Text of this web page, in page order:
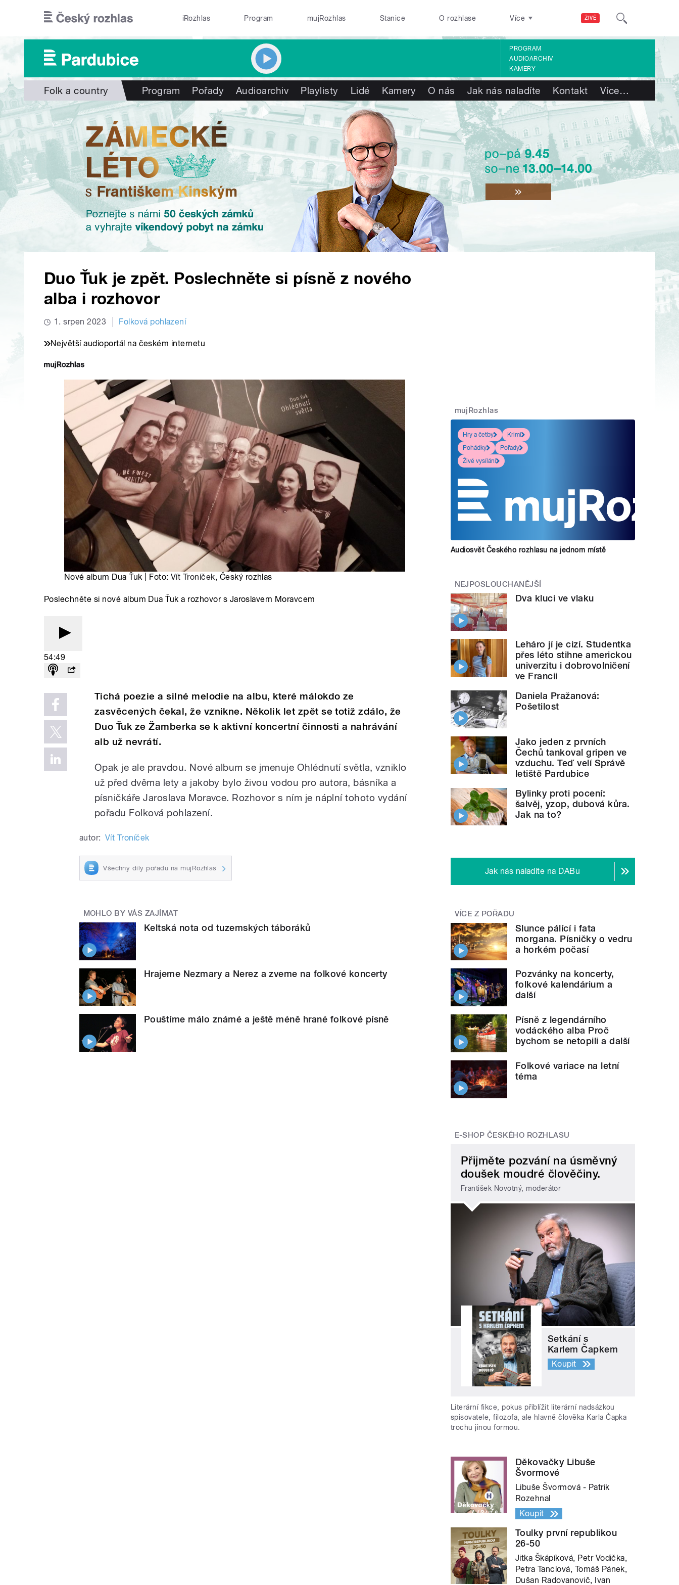
ŽIVĚ
iRozhlas Program mujRozhlas Stanice O rozhlase Více
PROGRAM
AUDIOARCHIV
KAMERY
Folk a country Program Pořady Audioarchiv Playlisty Lidé Kamery O nás Jak nás naladíte Kontakt Více…
Duo Ťuk je zpět. Poslechněte si písně z nového
alba i rozhovor
1. srpen 2023 Folková pohlazení
Největší audioportál na českém internetu
Nové album Dua Ťuk | Foto: Vít Troníček, Český rozhlas
Poslechněte si nové album Dua Ťuk a rozhovor s Jaroslavem Moravcem
54:49
Tichá poezie a silné melodie na albu, které málokdo ze
zasvěcených čekal, že vznikne. Několik let zpět se totiž zdálo, že
Duo Ťuk ze Žamberka se k aktivní koncertní činnosti a nahrávání
alb už nevrátí.
Opak je ale pravdou. Nové album se jmenuje Ohlédnutí světla, vzniklo
už před dvěma lety a jakoby bylo živou vodou pro autora, básníka a
písničkáře Jaroslava Moravce. Rozhovor s ním je náplní tohoto vydání
pořadu Folková pohlazení.
autor: Vít Troníček
Všechny díly pořadu na mujRozhlas
MOHLO BY VÁS ZAJÍMAT
Keltská nota od tuzemských táboráků
Hrajeme Nezmary a Nerez a zveme na folkové koncerty
Pouštíme málo známé a ještě méně hrané folkové písně
mujRozhlas
Hry a četby
Krimi
Pohádky
Pořady
Živé vysílání
Audiosvět Českého rozhlasu na jednom místě
NEJPOSLOUCHANĚJŠÍ
Dva kluci ve vlaku
Leháro jí je cizí. Studentka
přes léto stihne americkou
univerzitu i dobrovolničení
ve Francii
Daniela Pražanová:
Pošetilost
Jako jeden z prvních
Čechů tankoval gripen ve
vzduchu. Teď velí Správě
letiště Pardubice
Bylinky proti pocení:
šalvěj, yzop, dubová kůra.
Jak na to?
Jak nás naladíte na DABu
VÍCE Z POŘADU
Slunce pálící i fata
morgana. Písničky o vedru
a horkém počasí
Pozvánky na koncerty,
folkové kalendárium a
další
Písně z legendárního
vodáckého alba Proč
bychom se netopili a další
Folkové variace na letní
téma
E-SHOP ČESKÉHO ROZHLASU
Přijměte pozvání na úsměvný
doušek moudré člověčiny.
František Novotný, moderátor
Setkání s
Karlem Čapkem
Koupit
Literární fikce, pokus přiblížit literární nadsázkou
spisovatele, filozofa, ale hlavně člověka Karla Čapka
trochu jinou formou.
Děkovačky Libuše
Švormové
Libuše Švormová - Patrik
Rozehnal
Koupit
Toulky první republikou
26-50
Jitka Škápíková, Petr Vodička,
Petra Tanclová, Tomáš Pánek,
Dušan Radovanovič, Ivan